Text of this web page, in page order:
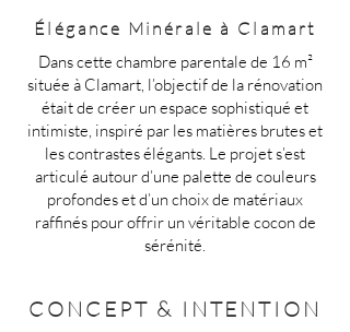
Élégance Minérale à Clamart
Dans cette chambre parentale de 16 m²
située à Clamart, l’objectif de la rénovation
était de créer un espace sophistiqué et
intimiste, inspiré par les matières brutes et
les contrastes élégants. Le projet s’est
articulé autour d’une palette de couleurs
profondes et d’un choix de matériaux
raffinés pour offrir un véritable cocon de
sérénité.
CONCEPT & INTENTION